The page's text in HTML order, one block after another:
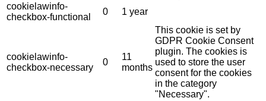
cookielawinfo-
checkbox-functional
0 1 year
cookielawinfo-
checkbox-necessary
0
11
months
This cookie is set by
GDPR Cookie Consent
plugin. The cookies is
used to store the user
consent for the cookies
in the category
"Necessary".